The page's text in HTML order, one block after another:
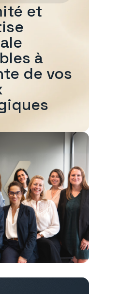
et
à
de vos